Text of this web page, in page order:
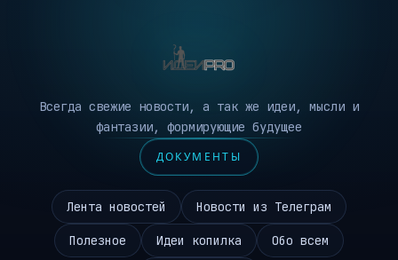
Всегда свежие новости, а так же идеи, мысли и
фантазии, формирующие будущее
ДОКУМЕНТЫ
Лента новостей Новости из Телеграм
Полезное Идеи копилка Обо всем